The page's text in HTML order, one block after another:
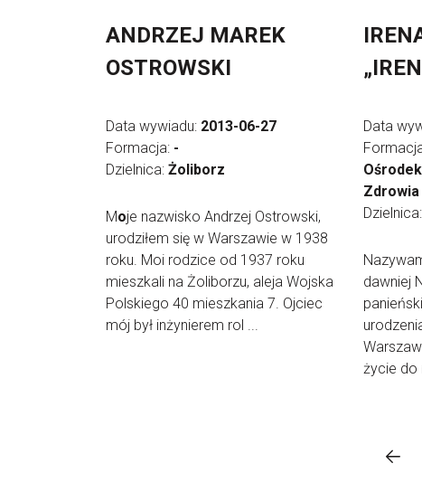
ANDRZEJ MAREK
OSTROWSKI
Data wywiadu: 2013-06-27
Formacja: -
Dzielnica: Żoliborz
Moje nazwisko Andrzej Ostrowski,
urodziłem się w Warszawie w 1938
roku. Moi rodzice od 1937 roku
mieszkali na Żoliborzu, aleja Wojska
Polskiego 40 mieszkania 7. Ojciec
mój był inżynierem rol ...
Data
Zdrowia
Dzielnica:
dawniej
życie do